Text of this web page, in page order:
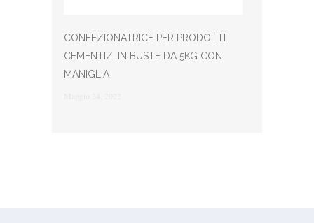
CONFEZIONATRICE PER PRODOTTI
CEMENTIZI IN BUSTE DA 5KG CON
MANIGLIA